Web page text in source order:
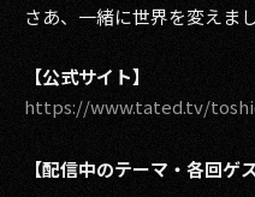
さあ、一緒に世界を変えま
【公式サイト】
https://www.tated.tv/
【配信中のテーマ・各回ゲス